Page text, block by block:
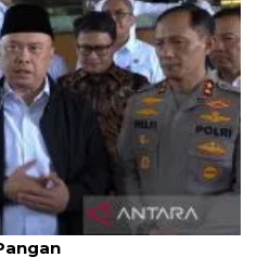
hingga rancangan